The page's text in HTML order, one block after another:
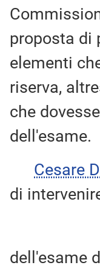
proposta di
elementi
riserva,
che
dell'esame.
Cesare
di
dell'esame